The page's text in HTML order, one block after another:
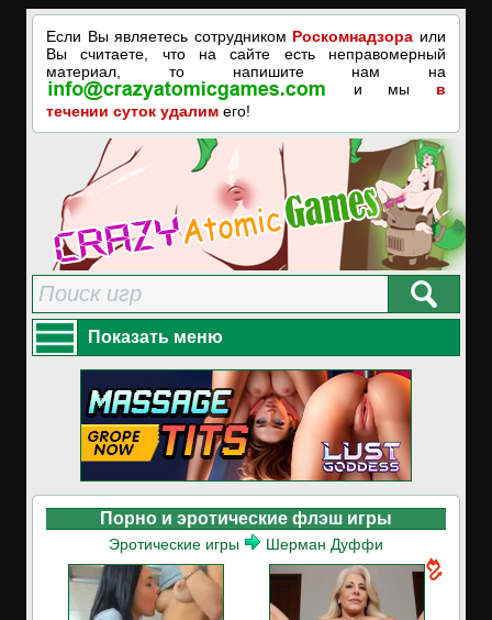
Если Вы являетесь сотрудником Роскомнадзора или
Вы считаете, что на сайте есть неправомерный
материал, то напишите нам на
и мы в
течении суток удалим его!
Показать меню
Порно и эротические флэш игры
Эротические игры Шерман Дуффи